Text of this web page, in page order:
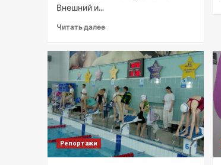
Внешний и...
Читать далее
Репортажи